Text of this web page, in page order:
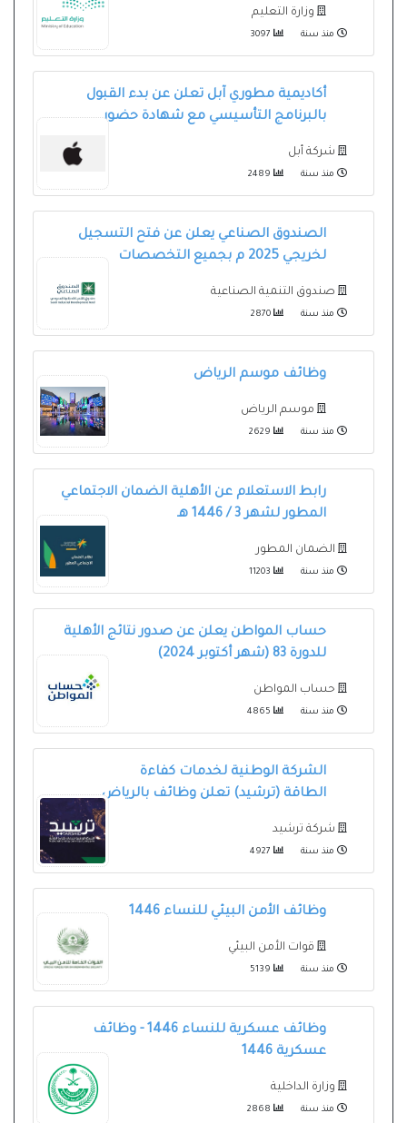
وزارة التعليم
منذ سنة
أكاديمية مطوري آبل تعلن عن بدء القبول
بالبرنامج التأسيسي مع شهادة حضور
شركة أبل
منذ سنة
الصندوق الصناعي يعلن عن فتح التسجيل
لخريجي 2025 م بجميع التخصصات
صندوق التنمية الصناعية
منذ سنة
وظائف موسم الرياض
موسم الرياض
منذ سنة
رابط الاستعلام عن الأهلية الضمان الاجتماعي
المطور لشهر 3 / 1446 هـ
الضمان المطور
منذ سنة
حساب المواطن يعلن عن صدور نتائج الأهلية
للدورة 83 (شهر أكتوبر 2024)
حساب المواطن
منذ سنة
الشركة الوطنية لخدمات كفاءة
الطاقة (ترشيد) تعلن وظائف بالرياض
شركة ترشيد
منذ سنة
وظائف الأمن البيئي للنساء 1446
قوات الأمن البيئي
منذ سنة
وظائف عسكرية للنساء 1446 - وظائف
عسكرية 1446
وزارة الداخلية
منذ سنة